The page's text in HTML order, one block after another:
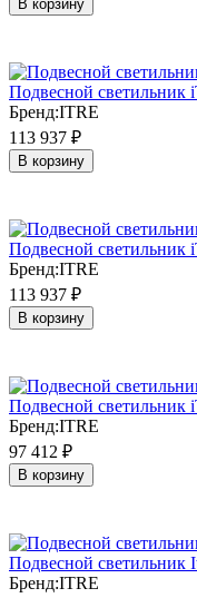
В корзину
Подвесной светильник
Бренд:ITRE
113 937 ₽
В корзину
Подвесной светильник
Бренд:ITRE
113 937 ₽
В корзину
Подвесной светильник
Бренд:ITRE
97 412 ₽
В корзину
Подвесной светильник
Бренд:ITRE